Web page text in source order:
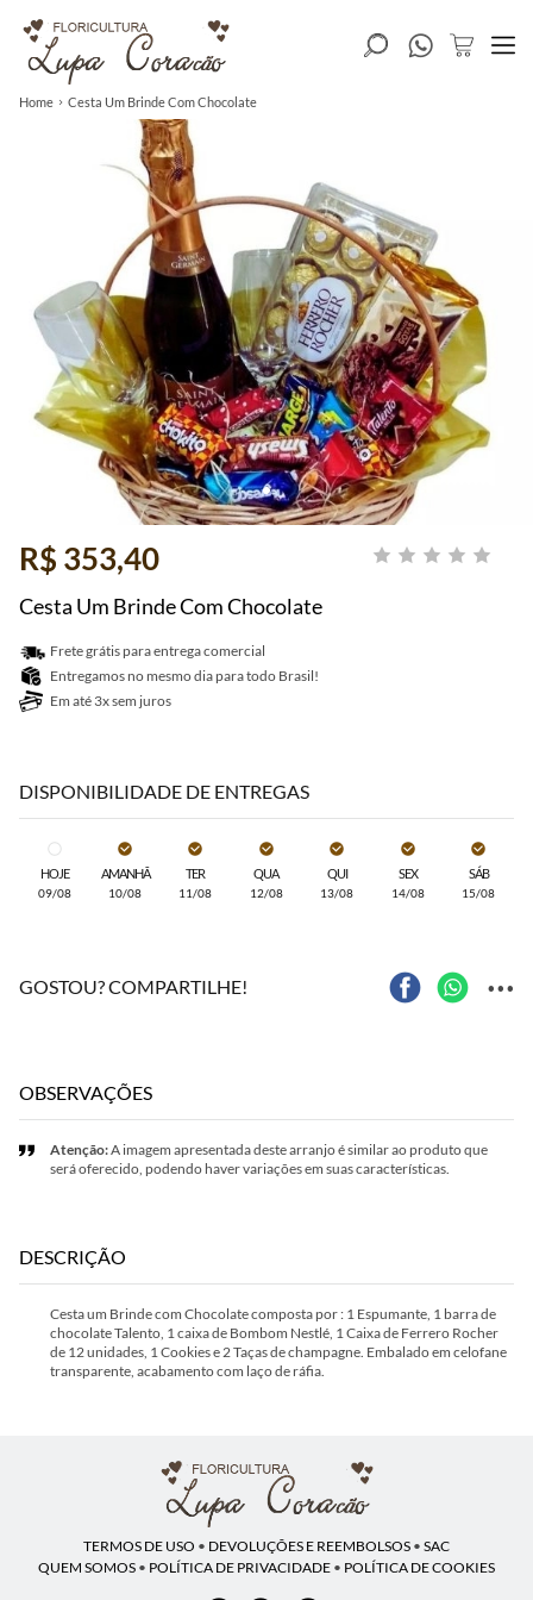
Home Cesta Um Brinde Com Chocolate
R$ 353,40
Cesta Um Brinde Com Chocolate
Frete grátis para entrega comercial
Entregamos no mesmo dia para todo Brasil!
Em até 3x sem juros
DISPONIBILIDADE DE ENTREGAS
HOJE
09/08
AMANHÃ
10/08
TER
11/08
QUA
12/08
QUI
13/08
SEX
14/08
SÁB
15/08
GOSTOU? COMPARTILHE! ...
OBSERVAÇÕES
Atenção:A imagem apresentada deste arranjo é similar ao produto que
será oferecido, podendo haver variações em suas características.
DESCRIÇÃO
Cesta um Brinde com Chocolate composta por : 1 Espumante, 1 barra de
chocolate Talento, 1 caixa de Bombom Nestlé, 1 Caixa de Ferrero Rocher
de 12 unidades, 1 Cookies e 2 Taças de champagne. Embalado em celofane
transparente, acabamento com laço de ráfia.
TERMOS DE USO • DEVOLUÇÕES E REEMBOLSOS • SAC
QUEM SOMOS • POLÍTICA DE PRIVACIDADE • POLÍTICA DE COOKIES